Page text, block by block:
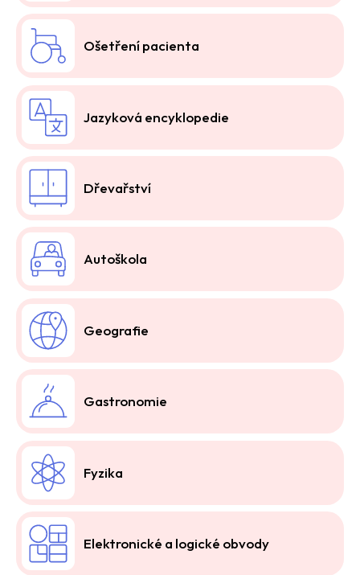
Ošetření pacienta
Jazyková encyklopedie
Dřevařství
Autoškola
Geografie
Gastronomie
Fyzika
Elektronické a logické obvody